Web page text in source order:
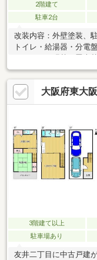
2階建て
駐車2台
改装内容：外壁塗装、
トイレ・給湯器・分電
地に位置する5SLDKの
2沿線利用可能で便利
テムキッチン完備！料
可能！新生活をすぐに
れな雰囲気。居心地の
朝の支度がスムーズに
大阪府東大
3階建て以上
駐車場あり
友井二丁目に中古戸建